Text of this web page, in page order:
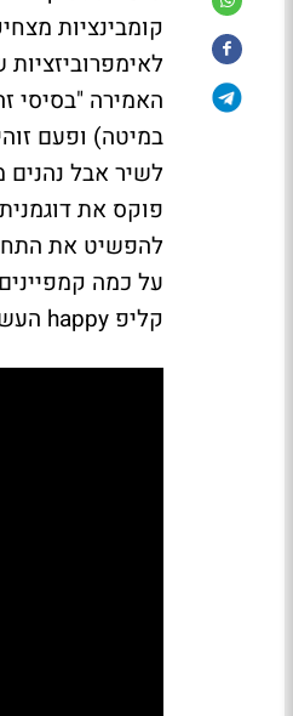
קומבינציות
האמירה "בסיסי
במיטה) ופעם
לשיר אבל נהנים
פוקס את
להפשיט את
על כמה
קליפ happy העשוי למשעי) מטעמי קוצר היריעה.